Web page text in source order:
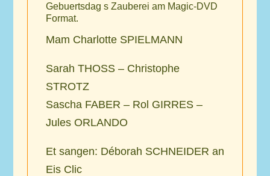
Gebuertsdag s Zauberei am Magic-DVD
Format.
Mam Charlotte SPIELMANN
Sarah THOSS– Christophe
STROTZ
Sascha FABER – Rol GIRRES–
Jules ORLANDO
Et sangen: Déborah SCHNEIDER an
Eis Clic